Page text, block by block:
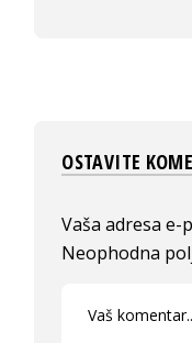
OSTAVITE
Vaša adresa
Neophodna